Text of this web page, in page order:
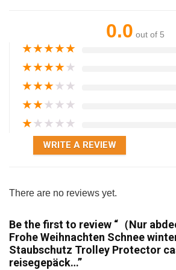
0.0 out of 5
★★★★★
★★★★★
★★★★★
★★★★★
★★★★★
WRITE A REVIEW
There are no reviews yet.
Be the first to review “（Nur
Frohe Weihnachten Schnee
Staubschutz Trolley Protector
reisegepäck…”